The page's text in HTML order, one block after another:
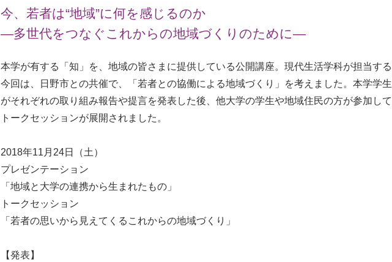
今、若者は“地域”に何を感じるのか
—多世代をつなぐこれからの地域づくりのために—
本学が有する「知」を、地域の皆さまに提供している公開講座。現代生活学科が担当する
今回は、日野市との共催で、「若者との協働による地域づくり」を考えました。本学学生
がそれぞれの取り組み報告や提言を発表した後、他大学の学生や地域住民の方が参加して
トークセッションが展開されました。
2018年11月24日（土）
プレゼンテーション
「地域と大学の連携から生まれたもの」
トークセッション
「若者の思いから見えてくるこれからの地域づくり」
【発表】